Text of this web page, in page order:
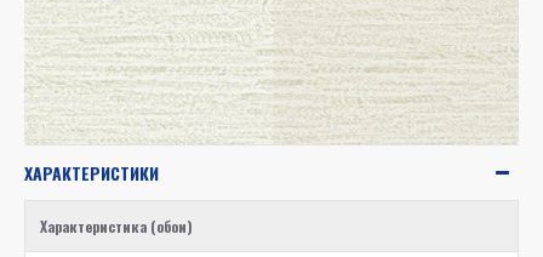
ХАРАКТЕРИСТИКИ
Характеристика (обои)